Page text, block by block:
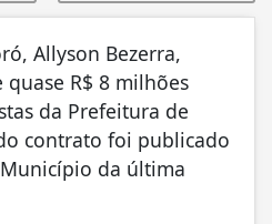
Allyson Bezerra,
R$ 8 milhões
da Prefeitura de
contrato foi publicado
da última